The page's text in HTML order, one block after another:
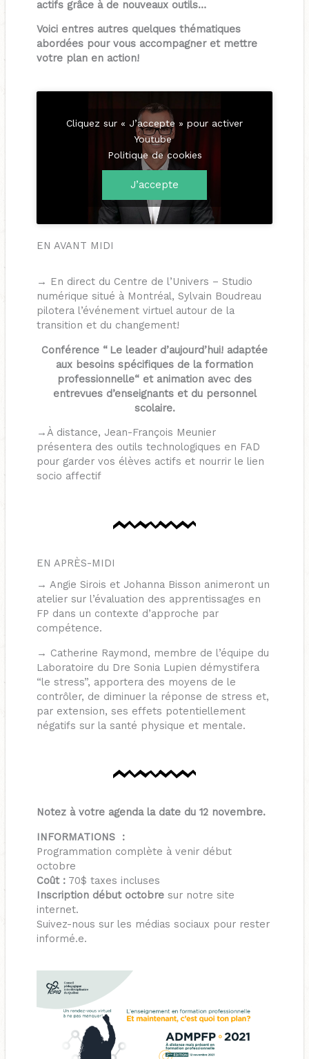
actifs grâce à de nouveaux outils…
Voici entres autres quelques thématiques
abordées pour vous accompagner et mettre
votre plan en action!
Cliquez sur « J’accepte » pour activer
Youtube
Politique de cookies
J’accepte
EN AVANT MIDI
→ En direct du Centre de l’Univers – Studio
numérique situé à Montréal, Sylvain Boudreau
pilotera l’événement virtuel autour de la
transition et du changement!
Conférence “ Le leader d’aujourd’hui! adaptée
aux besoins spécifiques de la formation
professionnelle“ et animation avec des
entrevues d’enseignants et du personnel
scolaire.
→À distance, Jean-François Meunier
présentera des outils technologiques en FAD
pour garder vos élèves actifs et nourrir le lien
socio affectif
EN APRÈS-MIDI
→ Angie Sirois et Johanna Bisson animeront un
atelier sur l’évaluation des apprentissages en
FP dans un contexte d’approche par
compétence.
→ Catherine Raymond, membre de l’équipe du
Laboratoire du Dre Sonia Lupien démystifera
“le stress”, apportera des moyens de le
contrôler, de diminuer la réponse de stress et,
par extension, ses effets potentiellement
négatifs sur la santé physique et mentale.
Notez à votre agenda la date du 12 novembre.
INFORMATIONS :
Programmation complète à venir début
octobre
Coût :70$ taxes incluses
Inscription début octobresur notre site
internet.
Suivez-nous sur les médias sociaux pour rester
informé.e.